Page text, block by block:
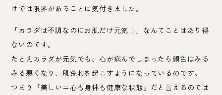
けでは限界があることに気付きました。
「カラダは不調なのにお肌だけ元気！」なんてことはあり得
ないのです。
たとえカラダが元気でも、心が病んでしまったら顔色はみる
みる悪くなり、肌荒れを起こすようになっているのです。
つまり『美しい＝心も身体も健康な状態』だと言えるのでは